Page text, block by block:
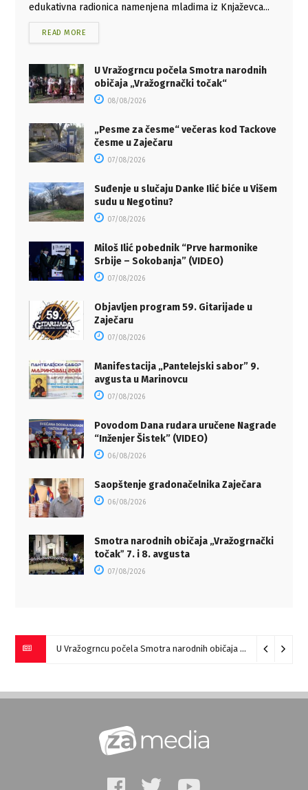
edukativna radionica namenjena mladima iz Knjaževca...
READ MORE
U Vražogrncu počela Smotra narodnih
običaja „Vražogrnački točak“
08/08/2026
„Pesme za česme“ večeras kod Tackove
česme u Zaječaru
07/08/2026
Suđenje u slučaju Danke Ilić biće u Višem
sudu u Negotinu?
07/08/2026
Miloš Ilić pobednik “Prve harmonike
Srbije – Sokobanja” (VIDEO)
07/08/2026
Objavljen program 59. Gitarijade u
Zaječaru
07/08/2026
Manifestacija „Pantelejski sabor” 9.
avgusta u Marinovcu
07/08/2026
Povodom Dana rudara uručene Nagrade
“Inženjer Šistek” (VIDEO)
06/08/2026
Saopštenje gradonačelnika Zaječara
06/08/2026
Smotra narodnih običaja „Vražogrnački
točakˮ 7. i 8. avgusta
07/08/2026
U Vražogrncu počela Smotra narodnih običaja „Vražogrnački točak“